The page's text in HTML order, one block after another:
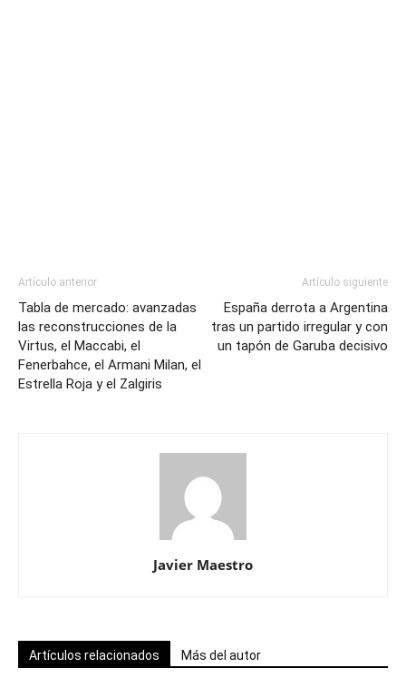
Artículo anterior
Tabla de mercado: avanzadas
las reconstrucciones de la
Virtus, el Maccabi, el
Fenerbahce, el Armani Milan, el
Estrella Roja y el Zalgiris
Artículo siguiente
España derrota a Argentina
tras un partido irregular y con
un tapón de Garuba decisivo
Javier Maestro
Artículos relacionados Más del autor